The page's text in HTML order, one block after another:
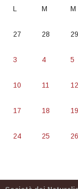
L M M
27 28 29
3 4 5
10 11 12
17 18 19
24 25 26